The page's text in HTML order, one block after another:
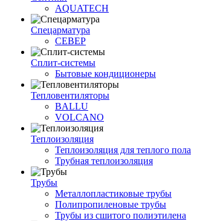
AQUATECH
Спецарматура
СЕВЕР
Сплит-системы
Бытовые кондиционеры
Тепловентиляторы
BALLU
VOLCANO
Теплоизоляция
Теплоизоляция для теплого пола
Трубная теплоизоляция
Трубы
Металлопластиковые трубы
Полипропиленовые трубы
Трубы из сшитого полиэтилена